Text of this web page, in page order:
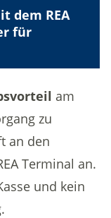
dem REA
für
am
zu
an den
Terminal an.
und kein